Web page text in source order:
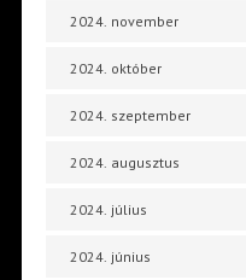
2024. november
2024. október
2024. szeptember
2024. augusztus
2024. július
2024. június